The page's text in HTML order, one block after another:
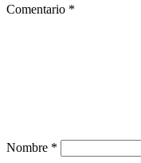
Comentario *
Nombre *